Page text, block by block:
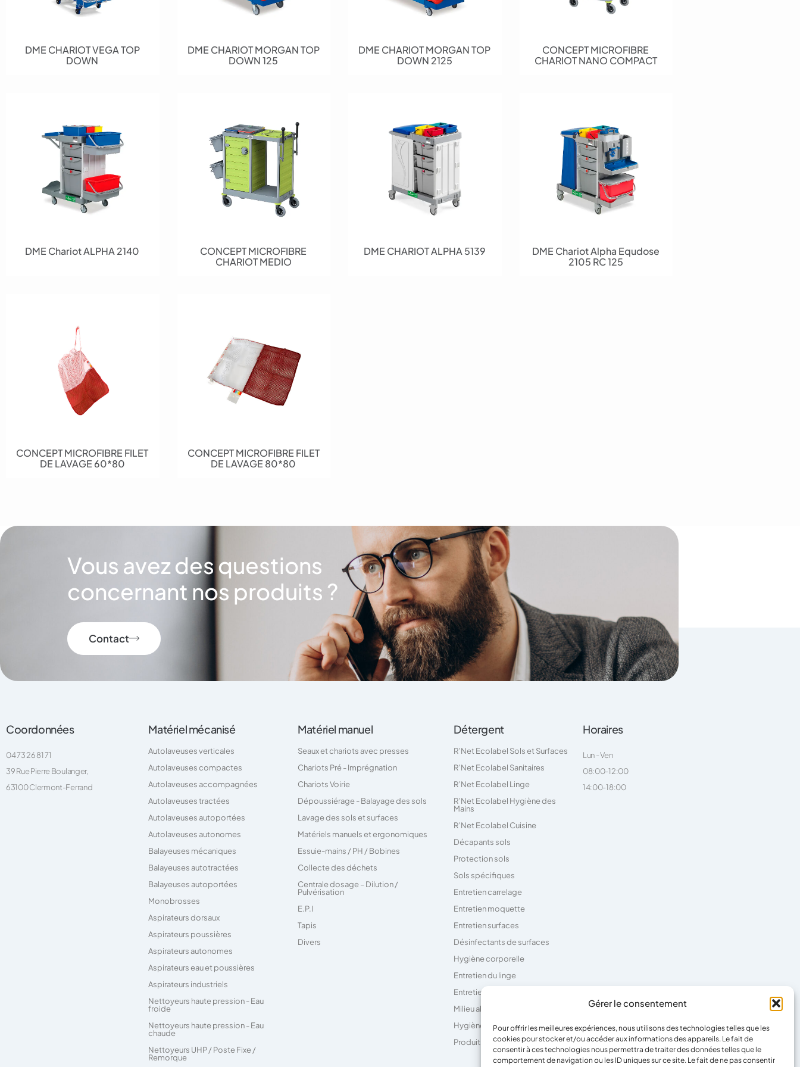
Gérer le consentement
Pour offrir les meilleures expériences, nous utilisons des technologies telles que les
cookies pour stocker et/ou accéder aux informations des appareils. Le fait de
consentir à ces technologies nous permettra de traiter des données telles que le
comportement de navigation ou les ID uniques sur ce site. Le fait de ne pas consentir
DME CHARIOT VEGA TOP
DOWN
DME CHARIOT MORGAN TOP
DOWN 125
DME CHARIOT MORGAN TOP
DOWN 2125
CONCEPT MICROFIBRE
CHARIOT NANO COMPACT
DME Chariot ALPHA 2140
CONCEPT MICROFIBRE
CHARIOT MEDIO
DME CHARIOT ALPHA 5139
DME Chariot Alpha Equdose
2105 RC 125
CONCEPT MICROFIBRE FILET
DE LAVAGE 60*80
CONCEPT MICROFIBRE FILET
DE LAVAGE 80*80
Vous avez des questions
concernant nos produits ?
Contact
Coordonnées
04 73 26 81 71
39 Rue Pierre Boulanger,
63100 Clermont-Ferrand
Matériel mécanisé
Autolaveuses verticales
Autolaveuses compactes
Autolaveuses accompagnées
Autolaveuses tractées
Autolaveuses autoportées
Autolaveuses autonomes
Balayeuses mécaniques
Balayeuses autotractées
Balayeuses autoportées
Monobrosses
Aspirateurs dorsaux
Aspirateurs poussières
Aspirateurs autonomes
Aspirateurs eau et poussières
Aspirateurs industriels
Nettoyeurs haute pression - Eau
froide
Nettoyeurs haute pression - Eau
chaude
Nettoyeurs UHP / Poste Fixe /
Remorque
Matériel manuel
Seaux et chariots avec presses
Chariots Pré - Imprégnation
Chariots Voirie
Dépoussiérage - Balayage des sols
Lavage des sols et surfaces
Matériels manuels et ergonomiques
Essuie-mains / PH / Bobines
Collecte des déchets
Centrale dosage – Dilution /
Pulvérisation
E.P.I
Tapis
Divers
Détergent
R’Net Ecolabel Sols et Surfaces
R’Net Ecolabel Sanitaires
R’Net Ecolabel Linge
R’Net Ecolabel Hygiène des
Mains
R’Net Ecolabel Cuisine
Décapants sols
Protection sols
Sols spécifiques
Entretien carrelage
Entretien moquette
Entretien surfaces
Désinfectants de surfaces
Hygiène corporelle
Entretien du linge
Entretien des sanitaires
Milieu alimentaire
Hygiène générale
Produits techniques
Horaires
Lun - Ven
08:00-12:00
14:00-18:00